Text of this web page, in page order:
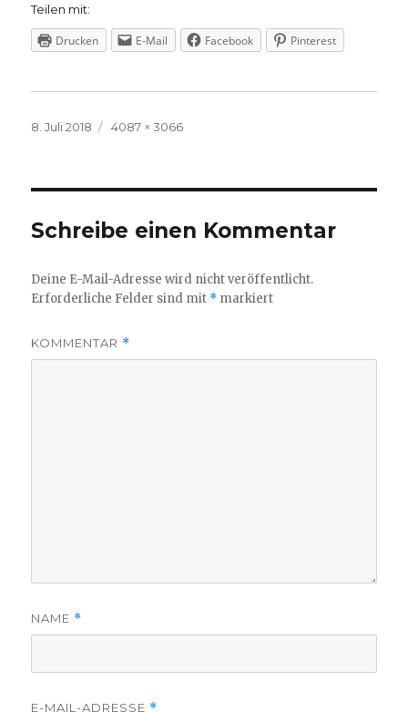
Teilen mit:
Drucken E-Mail Facebook Pinterest
Veröffentlicht
8. Juli 2018
Volle
4087 × 3066
Schreibe einen Kommentar
Deine E-Mail-Adresse wird nicht veröffentlicht.
Erforderliche Felder sind mit * markiert
KOMMENTAR *
NAME *
E-MAIL-ADRESSE *